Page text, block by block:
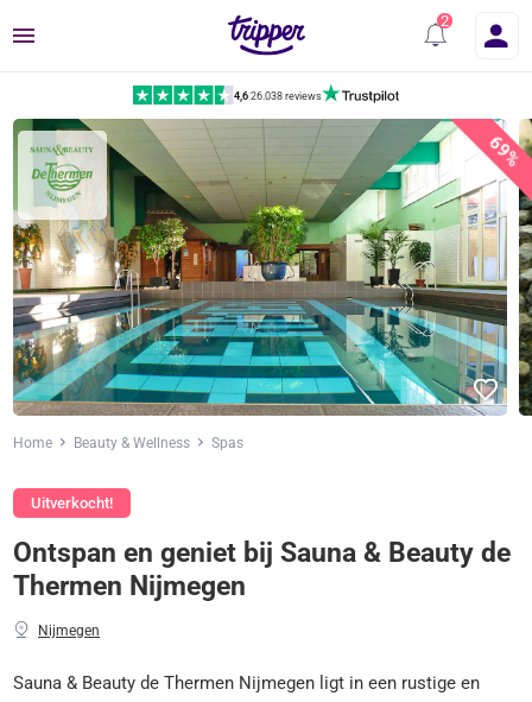
Menu
4,6|26.038 reviews
69%
Home Beauty & Wellness Spas
Uitverkocht!
Ontspan en geniet bij Sauna & Beauty de
Thermen Nijmegen
Nijmegen
Sauna & Beauty de Thermen Nijmegen ligt in een rustige en